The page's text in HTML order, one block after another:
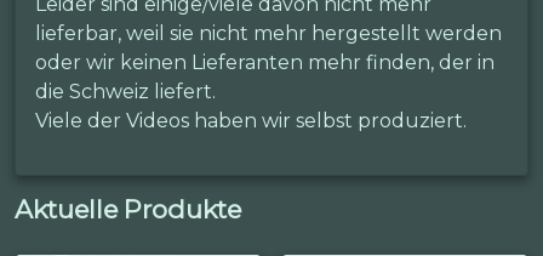
lieferbar, weil sie nicht mehr hergestellt werden
oder wir keinen Lieferanten mehr finden, der in
die Schweiz liefert.
Viele der Videos haben wir selbst produziert.
Aktuelle Produkte